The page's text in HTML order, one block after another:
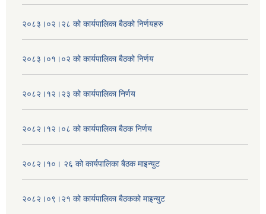
२०८३।०२।२८ को कार्यपालिका बैठको निर्णयहरु
२०८३।०१।०२ को कार्यपालिका बैठको निर्णय
२०८२।१२।२३ को कार्यपालिका निर्णय
२०८२।१२।०८ को कार्यपालिका बैठक निर्णय
२०८२।१०। २६ को कार्यपालिका बैठक माइन्युट
२०८२।०९।२१ को कार्यपालिका बैठकको माइन्युट